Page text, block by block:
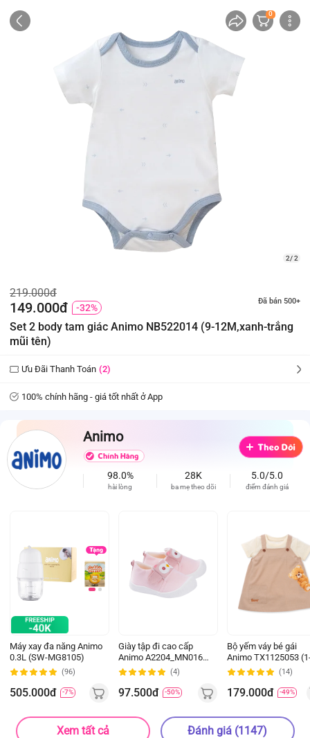
0
2/ 2
219.000đ
149.000đ -32%
Đã bán 500+
Set 2 body tam giác Animo NB522014 (9-12M,xanh-trắng
mũi tên)
Ưu Đãi Thanh Toán (2)
100% chính hãng - giá tốt nhất ở App
Animo
98.0%
hài lòng
28K
ba mẹ theo dõi
5.0/5.0
điểm đánh giá
Máy xay đa năng Animo
0.3L (SW-MG8105)
(96)
505.000đ -7%
Giày tập đi cao cấp
Animo A2204_MN016
(16-19,Hồng) (4)
97.500đ -50%
Bộ yếm váy bé gái
Animo TX1125053
4Y, Kem-be, TT02)
(14)
179.000đ -49%
Xem tất cả Đánh giá (1147)